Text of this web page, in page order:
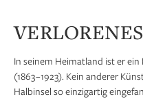
In seinem Heimatland ist er
(1863 –1923). Kein anderer
Halbinsel so einzigartig